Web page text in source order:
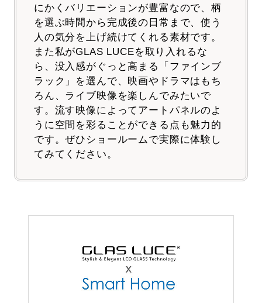
にかくバリエーションが豊富なので、柄
を選ぶ時間から完成後の日常まで、使う
人の気分を上げ続けてくれる素材です。
また私がGLAS LUCEを取り入れるな
ら、没入感がぐっと高まる「ファインブ
ラック」を選んで、映画やドラマはもち
ろん、ライブ映像を楽しんでみたいで
す。流す映像によってアートパネルのよ
うに空間を彩ることができる点も魅力的
です。ぜひショールームで実際に体験し
てみてください。